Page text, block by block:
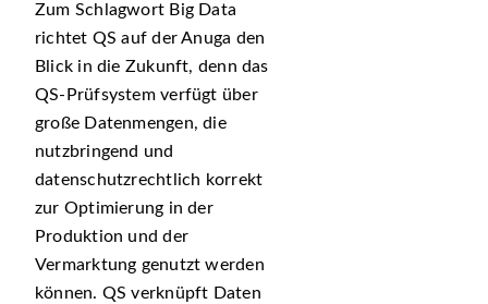
Zum Schlagwort Big Data
richtet QS auf der Anuga den
Blick in die Zukunft, denn das
QS-Prüfsystem verfügt über
große Datenmengen, die
nutzbringend und
datenschutzrechtlich korrekt
zur Optimierung in der
Produktion und der
Vermarktung genutzt werden
können. QS verknüpft Daten